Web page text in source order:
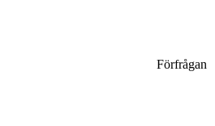
Förfrågan